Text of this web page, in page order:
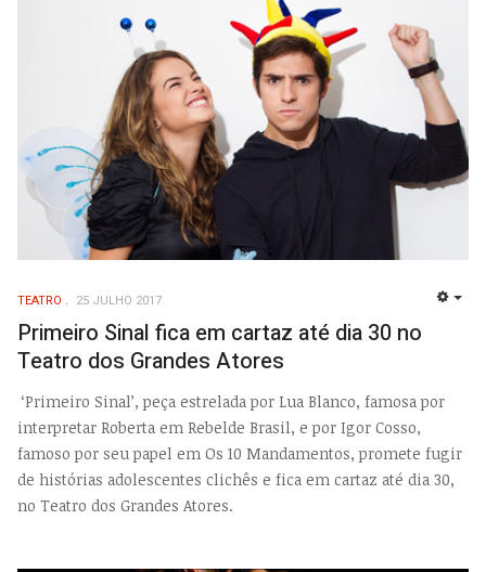
TEATRO 25 JULHO 2017
Primeiro Sinal fica em cartaz até dia 30 no
Teatro dos Grandes Atores
‘Primeiro Sinal’, peça estrelada por Lua Blanco, famosa por
interpretar Roberta em Rebelde Brasil, e por Igor Cosso,
famoso por seu papel em Os 10 Mandamentos, promete fugir
de histórias adolescentes clichês e fica em cartaz até dia 30,
no Teatro dos Grandes Atores.